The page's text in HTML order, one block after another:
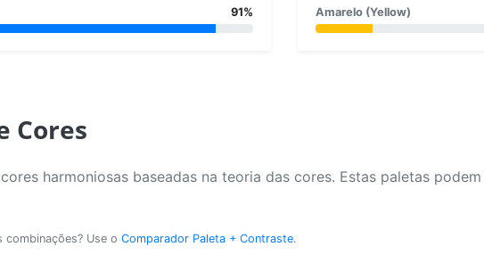
91% Amarelo (Yellow)
Cores
harmoniosas baseadas na teoria das cores. Estas paletas
combinações? Use o Comparador Paleta + Contraste.